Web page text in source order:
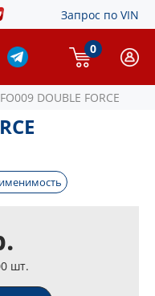
Запрос по VIN
0
DOUBLE FORCE
шт.